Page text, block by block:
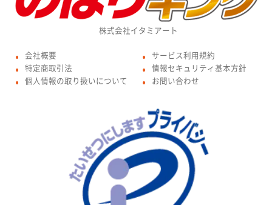
株式会社イタミアート
● 会社概要
● 特定商取引法
● 個人情報の取り扱いについて
● サービス利用規約
● 情報セキュリティ基本方針
● お問い合わせ